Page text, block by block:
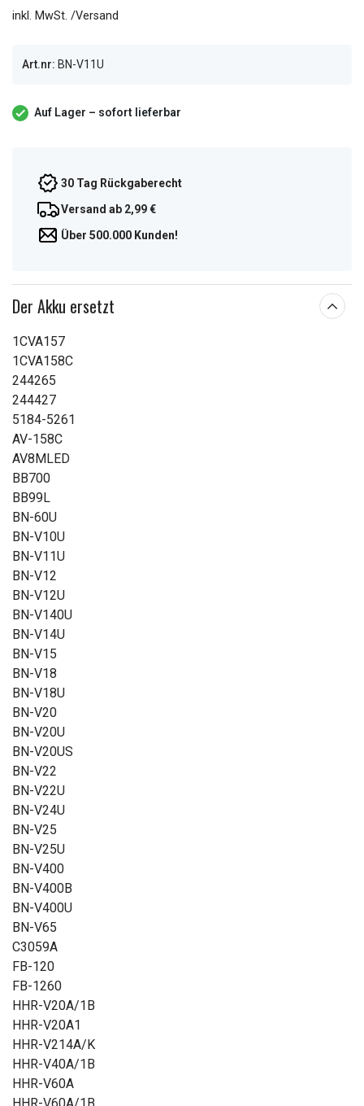
inkl. MwSt. /Versand
Art.nr: BN-V11U
Auf Lager – sofort lieferbar
30 Tag Rückgaberecht
Versand ab 2,99 €
Über 500.000 Kunden!
Der Akku ersetzt
1CVA157
1CVA158C
244265
244427
5184-5261
AV-158C
AV8MLED
BB700
BB99L
BN-60U
BN-V10U
BN-V11U
BN-V12
BN-V12U
BN-V140U
BN-V14U
BN-V15
BN-V18
BN-V18U
BN-V20
BN-V20U
BN-V20US
BN-V22
BN-V22U
BN-V24U
BN-V25
BN-V25U
BN-V400
BN-V400B
BN-V400U
BN-V65
C3059A
FB-120
FB-1260
HHR-V20A/1B
HHR-V20A1
HHR-V214A/K
HHR-V40A/1B
HHR-V60A